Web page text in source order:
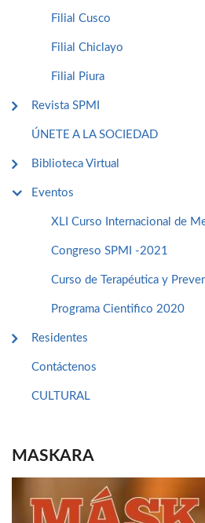
Filial Cusco
Filial Chiclayo
Filial Piura
Revista SPMI
ÚNETE A LA SOCIEDAD
Biblioteca Virtual
Eventos
XLI Curso Internacional de
Congreso SPMI -2021
Curso de Terapéutica y
Programa Cientifico 2020
Residentes
Contáctenos
CULTURAL
MASKARA